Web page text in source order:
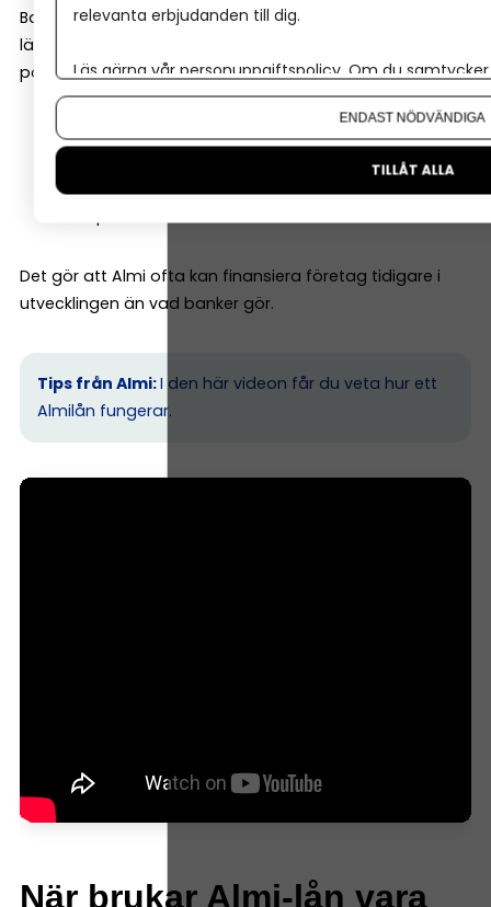
Banker tittar ofta mycket på historiska siffror. Almi
lägger däremot ofta lika stor vikt vid företagets
potential. De tittar till exempel på:
affärsmodell
marknad
tillväxtmöjligheter
Det gör att Almi ofta kan finansiera företag tidigare i
utvecklingen än vad banker gör.
Tips från Almi:I den här videon får du veta hur ett
Almilån fungerar.
När brukar Almi-lån vara
relevanta erbjudanden till dig.
Läs gärna vår personuppgiftspolicy. Om du
Om du vill ändra ditt val i efterhand hittar du den
ENDAST NÖDVÄNDIGA
TILLÅT ALLA